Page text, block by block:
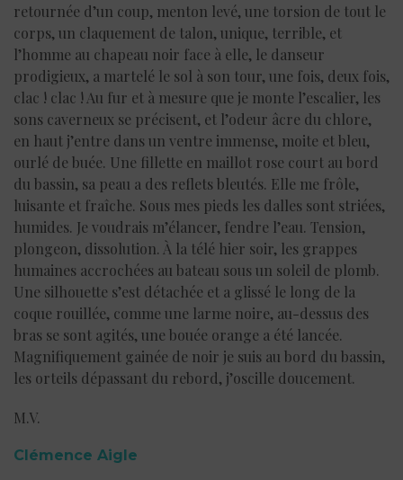
retournée d’un coup, menton levé, une torsion de tout le
corps, un claquement de talon, unique, terrible, et
l’homme au chapeau noir face à elle, le danseur
prodigieux, a martelé le sol à son tour, une fois, deux fois,
clac ! clac ! Au fur et à mesure que je monte l’escalier, les
sons caverneux se précisent, et l’odeur âcre du chlore,
en haut j’entre dans un ventre immense, moite et bleu,
ourlé de buée. Une fillette en maillot rose court au bord
du bassin, sa peau a des reflets bleutés. Elle me frôle,
luisante et fraîche. Sous mes pieds les dalles sont striées,
humides. Je voudrais m’élancer, fendre l’eau. Tension,
plongeon, dissolution. À la télé hier soir, les grappes
humaines accrochées au bateau sous un soleil de plomb.
Une silhouette s’est détachée et a glissé le long de la
coque rouillée, comme une larme noire, au-dessus des
bras se sont agités, une bouée orange a été lancée.
Magnifiquement gainée de noir je suis au bord du bassin,
les orteils dépassant du rebord, j’oscille doucement.
M.V.
Clémence Aigle